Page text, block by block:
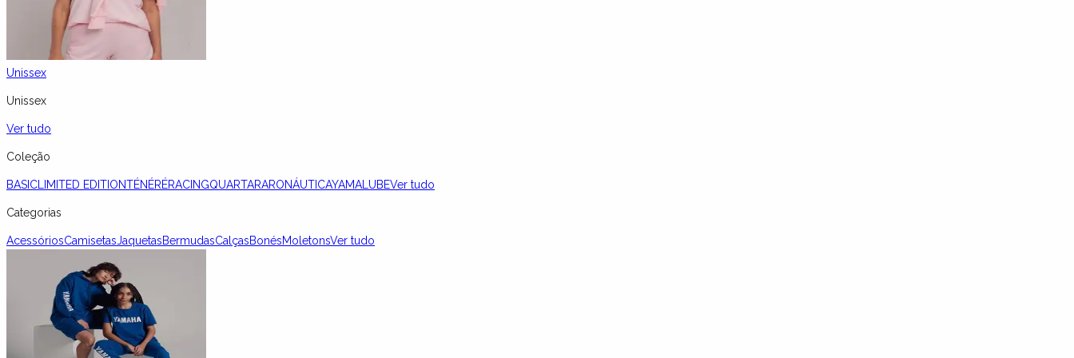
Unissex
Unissex
Ver tudo
Coleção
BASIC LIMITED EDITIONTÉNÉRÉRACINGQUARTARARONÁUTICAYAMALUBEVer tudo
Categorias
AcessóriosCamisetasJaquetasBermudasCalçasBonésMoletonsVer tudo